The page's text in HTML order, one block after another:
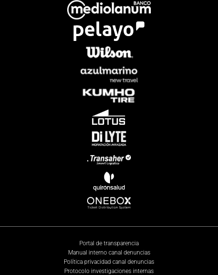
Portal de transparencia
Manual interno canal denuncias
Política privacidad canal denuncias
Protocolo investigaciones internas